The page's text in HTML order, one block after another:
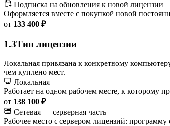
Подписка на обновления к новой лицензии
Оформляется вместе с покупкой новой
от 133 400 ₽
1.3Тип лицензии
Локальная привязана к конкретному
чем куплено мест.
Локальная
Работает на одном рабочем месте, к которому
от 138 100 ₽
Сетевая — серверная часть
Рабочее место с сервером лицензий: